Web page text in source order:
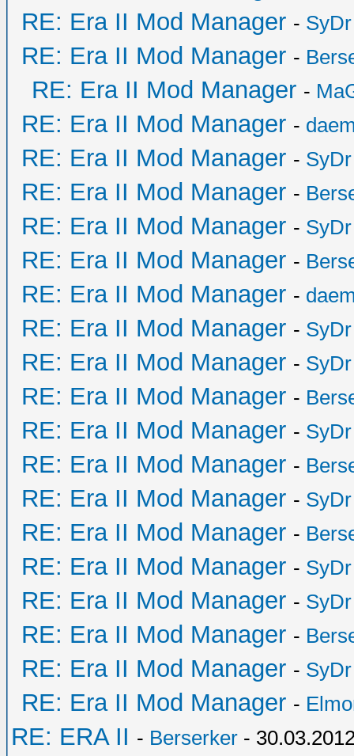
RE: Era II Mod Manager - SyDr
RE: Era II Mod Manager -
RE: Era II Mod Manager -
RE: Era II Mod Manager -
RE: Era II Mod Manager - SyDr
RE: Era II Mod Manager -
RE: Era II Mod Manager - SyDr
RE: Era II Mod Manager -
RE: Era II Mod Manager -
RE: Era II Mod Manager - SyDr
RE: Era II Mod Manager - SyDr
RE: Era II Mod Manager -
RE: Era II Mod Manager - SyDr
RE: Era II Mod Manager -
RE: Era II Mod Manager - SyDr
RE: Era II Mod Manager -
RE: Era II Mod Manager - SyDr
RE: Era II Mod Manager - SyDr
RE: Era II Mod Manager -
RE: Era II Mod Manager - SyDr
RE: Era II Mod Manager -
RE: ERA II - Berserker -